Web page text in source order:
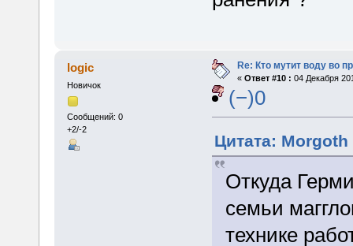
logic
Новичок
Сообщений: 0
+2/-2
Re: Кто мутит воду во
« Ответ #10 : 04 Декабря
(−)0
Цитата: Morgoth
Откуда
семьи
технике